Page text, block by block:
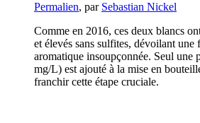
Permalien, par Sebastian Nickel
Comme en 2016, ces deux blancs
et élevés sans sulfites, dévoilant une
aromatique insoupçonnée. Seul une
mg/L) est ajouté à la mise en
franchir cette étape cruciale.